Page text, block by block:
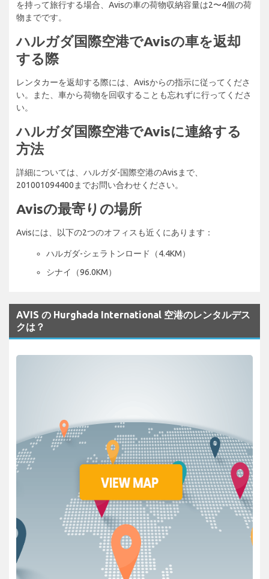
を持って旅行する場合、Avisの車の荷物収納容量は2〜4個の荷
物までです。
ハルガダ国際空港でAvisの車を返却
する際
レンタカーを返却する際には、Avisからの指示に従ってくださ
い。また、車から荷物を回収することも忘れずに行ってくださ
い。
ハルガダ国際空港でAvisに連絡する
方法
詳細については、ハルガダ-国際空港のAvisまで、
201001094400までお問い合わせください。
Avisの最寄りの場所
Avisには、以下の2つのオフィスも近くにあります：
ハルガダ-シェラトンロード（4.4KM）
シナイ（96.0KM）
AVIS の Hurghada International 空港のレンタルデス
クは？